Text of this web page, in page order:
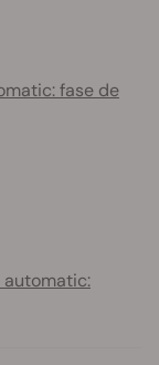
fase de
automatic: